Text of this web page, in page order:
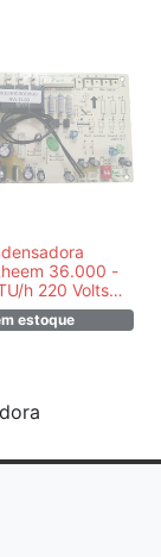
36.000 -
h 220 Volts
Quente Frio v2
estoque